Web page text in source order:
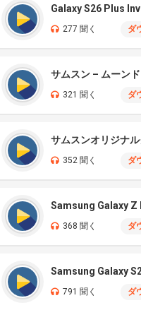
Galaxy S26 Plus
277 聞く ダ
サムスン – ムーン
321 聞く ダ
352 聞く ダ
368 聞く ダ
791 聞く ダ